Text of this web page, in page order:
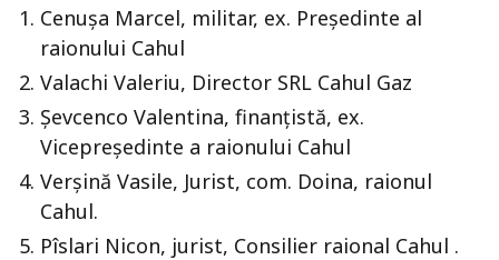
Cenușa Marcel, militar, ex. Președinte al
raionului Cahul
Valachi Valeriu, Director SRL Cahul Gaz
Șevcenco Valentina, finanțistă, ex.
Vicepreședinte a raionului Cahul
Verșină Vasile, Jurist, com. Doina, raionul
Cahul.
Pîslari Nicon, jurist, Consilier raional Cahul .